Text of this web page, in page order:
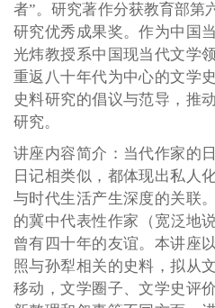
者”。研究著作分获教育部第
研究优秀成果奖。作为中国
光炜教授系中国现当代文学
重返八十年代为中心的文学
史料研究的倡议与范导，推
研究。
讲座内容简介： 当代作家的
日记相类似，都体现出私人
与时代生活产生深度的关联
的冀中代表性作家（宽泛地
曾有四十年的友谊。本讲座
照与孙犁相关的史料，拟从
移动，文学圈子、文学史评